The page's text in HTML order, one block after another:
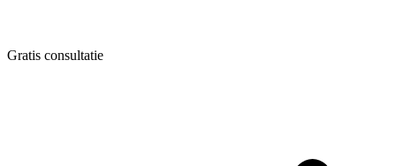
Gratis consultatie